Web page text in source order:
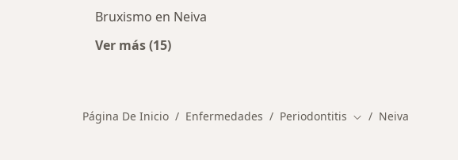
Bruxismo en Neiva
Ver más (15)
Página De Inicio Enfermedades Periodontitis Cambiar de ciudad
Neiva